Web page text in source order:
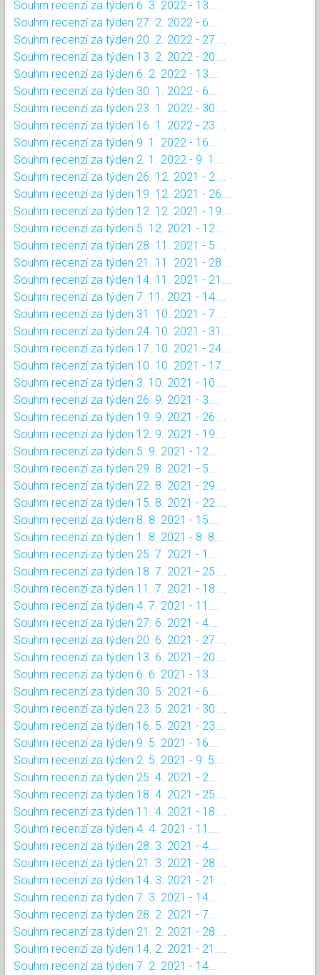
Souhrn recenzí za týden 6. 3. 2022 - 13....
Souhrn recenzí za týden 27. 2. 2022 - 6....
Souhrn recenzí za týden 20. 2. 2022 - 27....
Souhrn recenzí za týden 13. 2. 2022 - 20....
Souhrn recenzí za týden 6. 2. 2022 - 13....
Souhrn recenzí za týden 30. 1. 2022 - 6....
Souhrn recenzí za týden 23. 1. 2022 - 30....
Souhrn recenzí za týden 16. 1. 2022 - 23....
Souhrn recenzí za týden 9. 1. 2022 - 16....
Souhrn recenzí za týden 2. 1. 2022 - 9. 1....
Souhrn recenzí za týden 26. 12. 2021 - 2....
Souhrn recenzí za týden 19. 12. 2021 - 26....
Souhrn recenzí za týden 12. 12. 2021 - 19....
Souhrn recenzí za týden 5. 12. 2021 - 12....
Souhrn recenzí za týden 28. 11. 2021 - 5....
Souhrn recenzí za týden 21. 11. 2021 - 28....
Souhrn recenzí za týden 14. 11. 2021 - 21....
Souhrn recenzí za týden 7. 11. 2021 - 14....
Souhrn recenzí za týden 31. 10. 2021 - 7....
Souhrn recenzí za týden 24. 10. 2021 - 31....
Souhrn recenzí za týden 17. 10. 2021 - 24....
Souhrn recenzí za týden 10. 10. 2021 - 17....
Souhrn recenzí za týden 3. 10. 2021 - 10....
Souhrn recenzí za týden 26. 9. 2021 - 3....
Souhrn recenzí za týden 19. 9. 2021 - 26....
Souhrn recenzí za týden 12. 9. 2021 - 19....
Souhrn recenzí za týden 5. 9. 2021 - 12....
Souhrn recenzí za týden 29. 8. 2021 - 5....
Souhrn recenzí za týden 22. 8. 2021 - 29....
Souhrn recenzí za týden 15. 8. 2021 - 22....
Souhrn recenzí za týden 8. 8. 2021 - 15....
Souhrn recenzí za týden 1. 8. 2021 - 8. 8....
Souhrn recenzí za týden 25. 7. 2021 - 1....
Souhrn recenzí za týden 18. 7. 2021 - 25....
Souhrn recenzí za týden 11. 7. 2021 - 18....
Souhrn recenzí za týden 4. 7. 2021 - 11....
Souhrn recenzí za týden 27. 6. 2021 - 4....
Souhrn recenzí za týden 20. 6. 2021 - 27....
Souhrn recenzí za týden 13. 6. 2021 - 20....
Souhrn recenzí za týden 6. 6. 2021 - 13....
Souhrn recenzí za týden 30. 5. 2021 - 6....
Souhrn recenzí za týden 23. 5. 2021 - 30....
Souhrn recenzí za týden 16. 5. 2021 - 23....
Souhrn recenzí za týden 9. 5. 2021 - 16....
Souhrn recenzí za týden 2. 5. 2021 - 9. 5....
Souhrn recenzí za týden 25. 4. 2021 - 2....
Souhrn recenzí za týden 18. 4. 2021 - 25....
Souhrn recenzí za týden 11. 4. 2021 - 18....
Souhrn recenzí za týden 4. 4. 2021 - 11....
Souhrn recenzí za týden 28. 3. 2021 - 4....
Souhrn recenzí za týden 21. 3. 2021 - 28....
Souhrn recenzí za týden 14. 3. 2021 - 21....
Souhrn recenzí za týden 7. 3. 2021 - 14....
Souhrn recenzí za týden 28. 2. 2021 - 7....
Souhrn recenzí za týden 21. 2. 2021 - 28....
Souhrn recenzí za týden 14. 2. 2021 - 21....
Souhrn recenzí za týden 7. 2. 2021 - 14....